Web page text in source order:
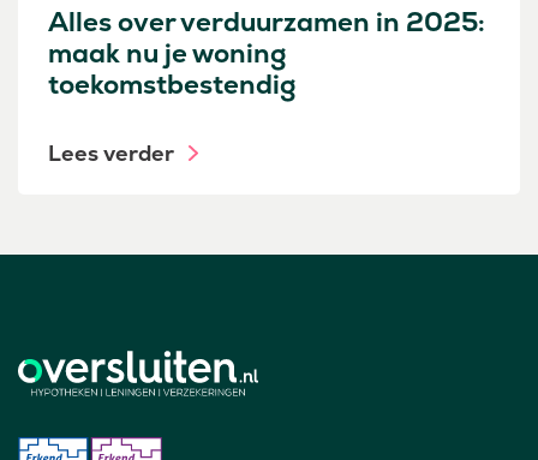
Alles over verduurzamen in 2025:
maak nu je woning
toekomstbestendig
Lees verder